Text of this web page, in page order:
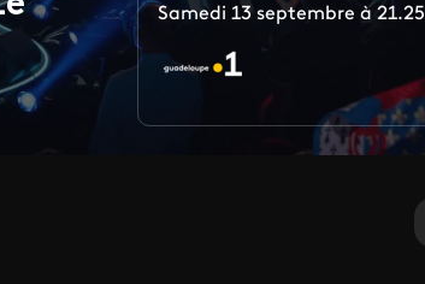
Samedi 13 septembre à 21.25